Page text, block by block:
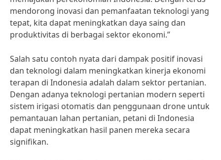
mendorong inovasi dan pemanfaatan teknologi yang
tepat, kita dapat meningkatkan daya saing dan
produktivitas di berbagai sektor ekonomi.”
Salah satu contoh nyata dari dampak positif inovasi
dan teknologi dalam meningkatkan kinerja ekonomi
terapan di Indonesia adalah dalam sektor pertanian.
Dengan adanya teknologi pertanian modern seperti
sistem irigasi otomatis dan penggunaan drone untuk
pemantauan lahan pertanian, petani di Indonesia
dapat meningkatkan hasil panen mereka secara
signifikan.